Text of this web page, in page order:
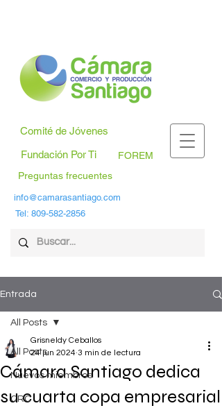
Tel: 809-582-2856
info@camarasantiago.com
FOREM
Comité de Jóvenes
Fundación Por Ti
Preguntas frecuentes
Entrada
All Posts
Nuevos miembros
CRC
All Posts
Cámara Santiago dedica
su cuarta copa empresarial
Grisneldy Ceballos
24 jun 2024 3 min de lectura